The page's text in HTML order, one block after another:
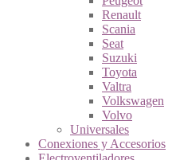
Renault
Scania
Seat
Suzuki
Toyota
Valtra
Volkswagen
Volvo
Universales
Conexiones y Accesorios